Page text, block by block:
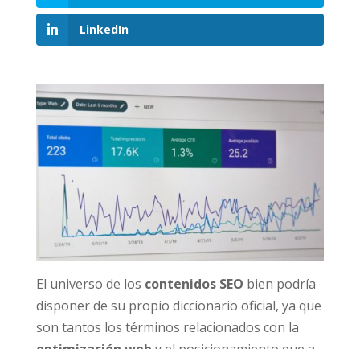
LinkedIn
El universo de los contenidos SEO bien podría
disponer de su propio diccionario oficial, ya que
son tantos los términos relacionados con la